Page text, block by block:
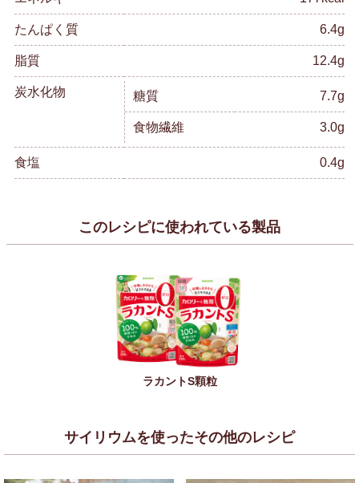
たんぱく質 6.4g
脂質 12.4g
炭水化物 糖質 7.7g
食物繊維 3.0g
食塩 0.4g
このレシピに使われている製品
ラカントS顆粒
サイリウムを使ったその他のレシピ